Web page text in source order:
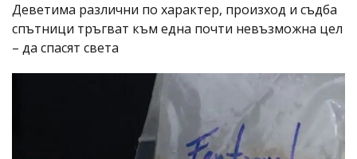
Деветима различни по характер, произход и съдба
спътници тръгват към една почти невъзможна цел
– да спасят света